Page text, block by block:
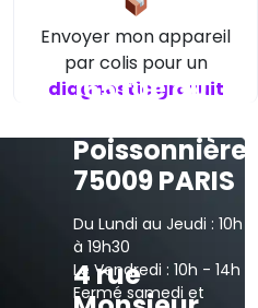
Envoyer mon appareil
par colis pour un
diagnostic gratuit
165 rue du
Poissonnière
75009 PARIS
Du Lundi au Jeudi : 10h
à 19h30
Le Vendredi : 10h - 14h
Fermé samedi et
4 rue